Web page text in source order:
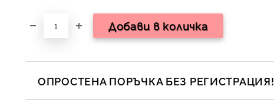
ОПРОСТЕНА ПОРЪЧКА БЕЗ РЕГИСТРАЦИЯ!